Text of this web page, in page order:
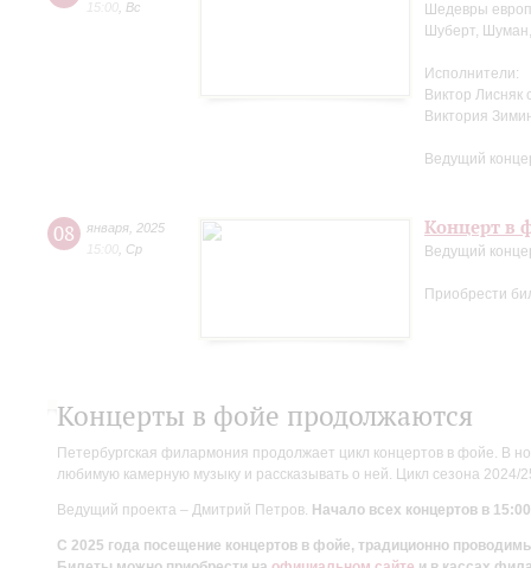
15:00 Вс
Шедевры
Шуберт,
Исполнители:
Виктор Лисняк
Виктория
Ведущий
08 января 2025
15:00 Ср
Концерт в
Ведущий
Приобрести
Концерты в фойе продолжаются
Петербургская филармония продолжает цикл концертов в фойе. В
любимую камерную музыку и рассказывать о ней. Цикл сезона
Ведущий проекта – Дмитрий Петров. Начало всех концертов в
С 2025 года посещение концертов в фойе, традиционно